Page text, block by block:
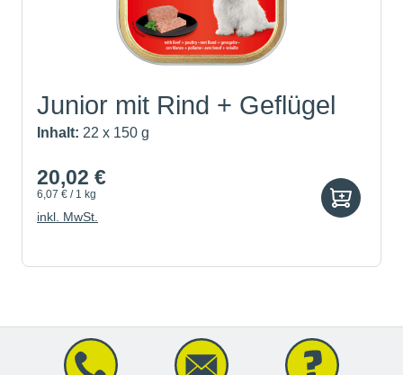
Junior mit Rind + Geflügel
Inhalt: 22 x 150 g
20,02 €
6,07 € / 1 kg
inkl. MwSt.